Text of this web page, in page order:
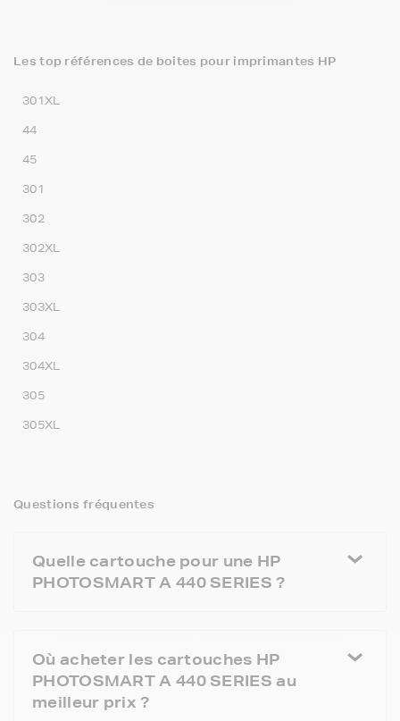
Les top références de boites pour imprimantes HP
301XL
44
45
301
302
302XL
303
303XL
304
304XL
305
305XL
Questions fréquentes
Quelle cartouche pour une HP
PHOTOSMART A 440 SERIES ?
Où acheter les cartouches HP
PHOTOSMART A 440 SERIES au
meilleur prix ?